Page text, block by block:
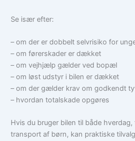
Se især efter:
– om der er dobbelt selvrisiko for
– om førerskader er dækket
– om vejhjælp gælder ved bopæl
– om løst udstyr i bilen er dækket
– om der gælder krav om godkendt
– hvordan totalskade opgøres
Hvis du bruger bilen til både hverdag,
transport af børn, kan praktiske